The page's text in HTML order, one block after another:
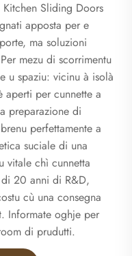
Sliding Doors
apposta per e
ma soluzioni
mezu di scorrimentu
u spaziu: vicinu à isolà
per cunnette a
preparazione di
perfettamente a
suciale di una
vitale chì cunnetta
20 anni di R&D,
cù una consegna
Informate oghje per
di prudutti.